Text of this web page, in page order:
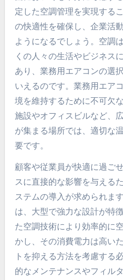
定した空調管理を実現する
の快適性を確保し、企業活
ようになるでしょう。空調
くの人々の生活やビジネス
あり、業務用エアコンの選
いえるのです。業務用エア
境を維持するために不可欠
施設やオフィスビルなど、
が集まる場所では、適切な
要です。
顧客や従業員が快適に過ご
スに直接的な影響を与える
ステムの導入が求められま
は、大型で強力な設計が特
た空調技術により効率的に
かし、その消費電力は高い
トを抑える方法を考慮する
的なメンテナンスやフィル